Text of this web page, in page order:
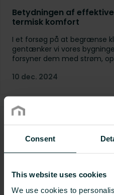
Consent
This website uses cookies
We use cookies to
Betydningen af
termisk komfort
I et forsøg på at begrænse
gentænker vi vores
forsyner dem med strøm,
10 dec. 2024
Udskiftning af gamle
Radiatorer har en lang
holdbare, at vi endda er
træpaneler, så de passer til
23 sep. 2024